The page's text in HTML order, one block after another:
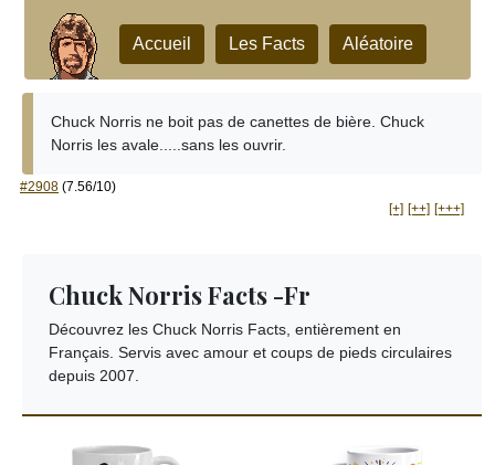
Accueil Les Facts Aléatoire
Chuck Norris ne boit pas de canettes de bière. Chuck
Norris les avale.....sans les ouvrir.
#2908 (7.56/10)
[+] [++] [+++]
Chuck Norris Facts -Fr
Découvrez les Chuck Norris Facts, entièrement en
Français. Servis avec amour et coups de pieds circulaires
depuis 2007.